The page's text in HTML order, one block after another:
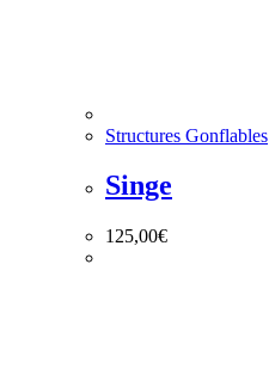
Structures Gonflables
Singe
125,00€